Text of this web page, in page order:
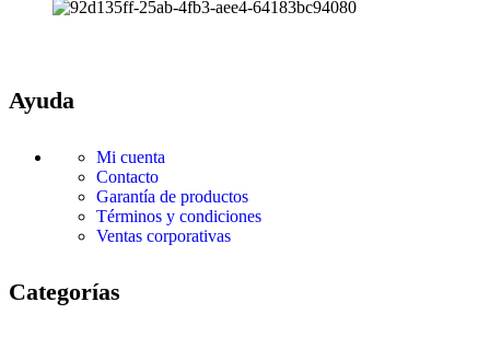
Ayuda
Mi cuenta
Contacto
Garantía de productos
Términos y condiciones
Ventas corporativas
Categorías